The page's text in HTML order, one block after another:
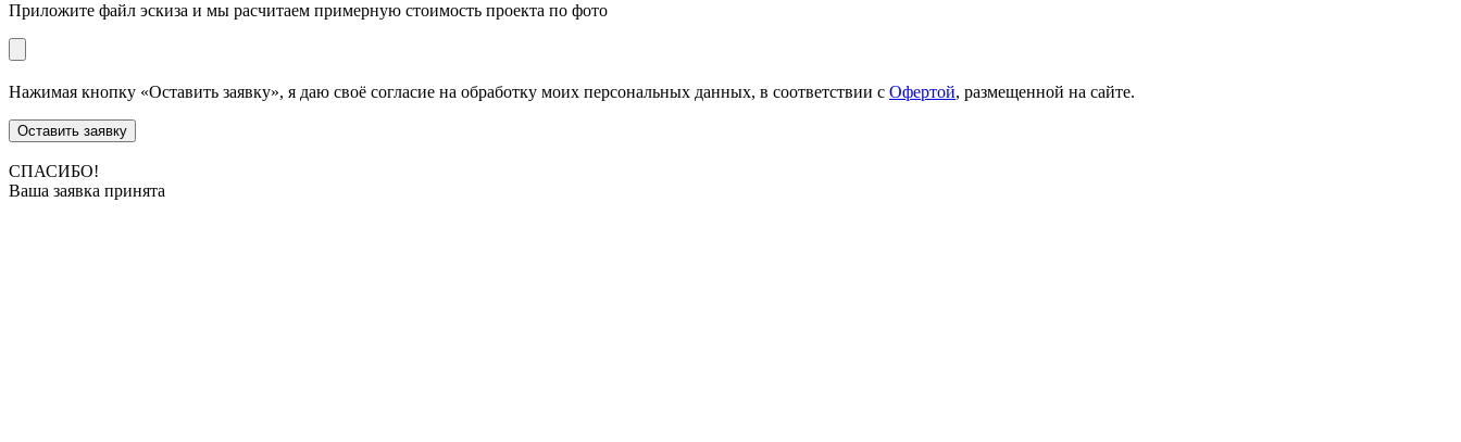
Приложите файл эскиза и мы расчитаем примерную стоимость проекта по фото
Нажимая кнопку «Оставить заявку», я даю своё согласие на обработку моих персональных данных, в соответствии с Офертой, размещенной на сайте.
Оставить заявку
СПАСИБО!
Ваша заявка принята